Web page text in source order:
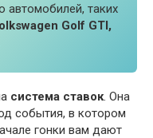
автомобилей, таких
Golf GTI,
система ставок. Она
события, в котором
гонки вам дают